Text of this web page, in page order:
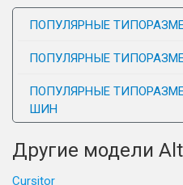
ПОПУЛЯРНЫЕ
ПОПУЛЯРНЫЕ
ПОПУЛЯРНЫЕ
ШИН
Другие модели
Cursitor